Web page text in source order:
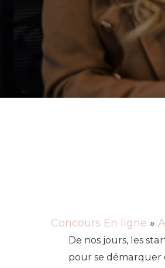
Concours En ligne »
De nos jours, les
pour se démarquer